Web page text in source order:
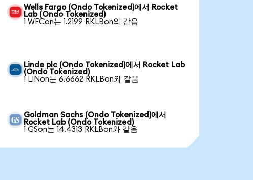
Wells Fargo (Ondo Tokenized)에서 Rocket
Lab (Ondo Tokenized)
1 WFCon는 1.2199 RKLBon와 같음
Linde plc (Ondo Tokenized)에서 Rocket Lab
(Ondo Tokenized)
1 LINon는 6.6662 RKLBon와 같음
Goldman Sachs (Ondo Tokenized)에서
Rocket Lab (Ondo Tokenized)
1 GSon는 14.4313 RKLBon와 같음